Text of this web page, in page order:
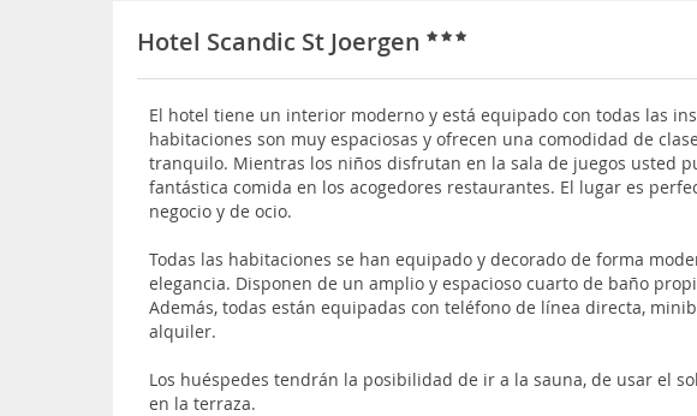
Hotel Scandic St Joergen
El hotel tiene un interior moderno y está equipado con todas las
habitaciones son muy espaciosas y ofrecen una comodidad de
tranquilo. Mientras los niños disfrutan en la sala de juegos usted
fantástica comida en los acogedores restaurantes. El lugar es
negocio y de ocio.
Todas las habitaciones se han equipado y decorado de forma
elegancia. Disponen de un amplio y espacioso cuarto de baño
Además, todas están equipadas con teléfono de línea directa,
alquiler.
Los huéspedes tendrán la posibilidad de ir a la sauna, de usar el
en la terraza.